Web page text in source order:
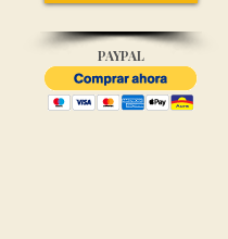
PAYPAL